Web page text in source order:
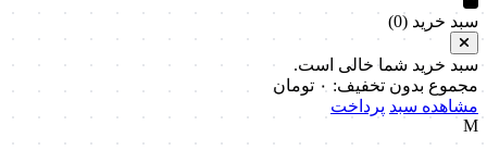
سبد خرید (0
)
سبد خرید شما خالی است.
مجموع بدون تخفیف: ۰ تومان
مشاهده سبد پرداخت
M